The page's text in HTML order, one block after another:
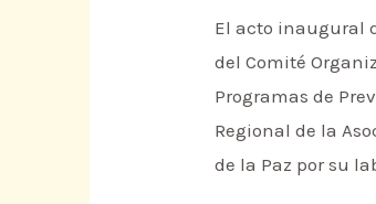
El acto inaugural
del Comité
Programas de
Regional de la
de la Paz por su